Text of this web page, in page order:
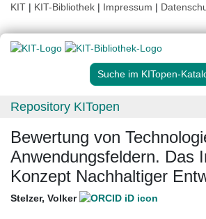
KIT | KIT-Bibliothek | Impressum |
Suche im KITopen-
Repository KITopen
Bewertung von
Anwendungsfeldern. Das
Konzept Nachhaltiger
Stelzer, Volker